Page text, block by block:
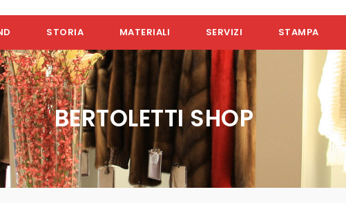
STORIA MATERIALI SERVIZI STAMPA
BERTOLETTI SHOP